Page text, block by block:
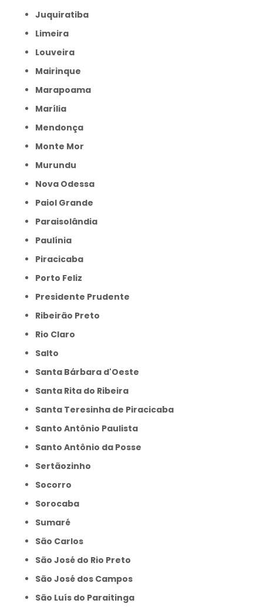
Juquiratiba
Limeira
Louveira
Mairinque
Marapoama
Marília
Mendonça
Monte Mor
Murundu
Nova Odessa
Paiol Grande
Paraisolândia
Paulínia
Piracicaba
Porto Feliz
Presidente Prudente
Ribeirão Preto
Rio Claro
Salto
Santa Bárbara d'Oeste
Santa Rita do Ribeira
Santa Teresinha de Piracicaba
Santo Antônio Paulista
Santo Antônio da Posse
Sertãozinho
Socorro
Sorocaba
Sumaré
São Carlos
São José do Rio Preto
São José dos Campos
São Luís do Paraitinga